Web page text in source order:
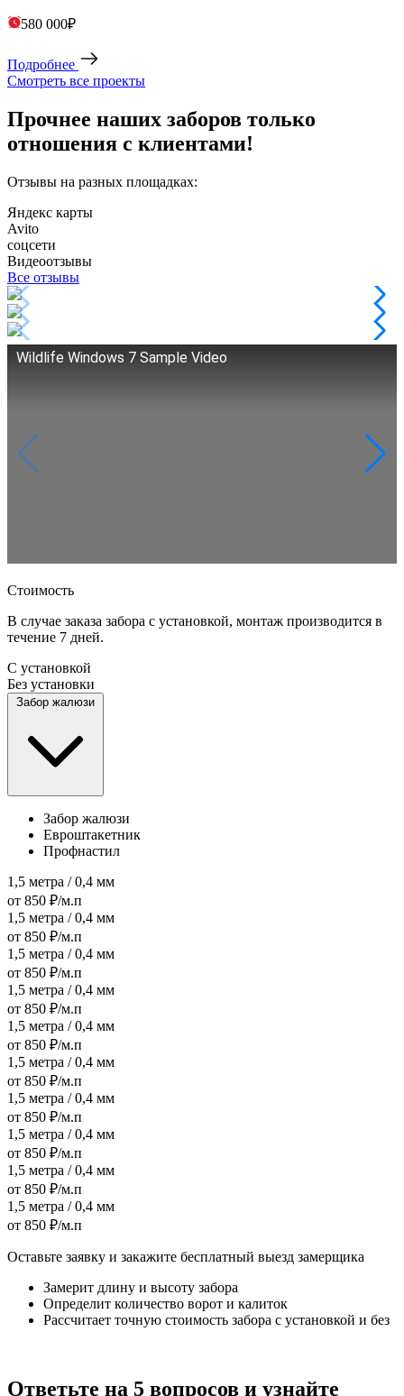
580 000₽
Подробнее
Смотреть все проекты
Прочнее наших заборов только
отношения с клиентами!
Отзывы на разных площадках:
Яндекс карты
Avito
соцсети
Видеоотзывы
Все отзывы
Wildlife Windows 7 Sample Video
Стоимость
В случае заказа забора с установкой, монтаж производится в
течение 7 дней.
С установкой
Без установки
Забор жалюзи
Забор жалюзи
Евроштакетник
Профнастил
1,5 метра / 0,4 мм
от 850 ₽/м.п
1,5 метра / 0,4 мм
от 850 ₽/м.п
1,5 метра / 0,4 мм
от 850 ₽/м.п
1,5 метра / 0,4 мм
от 850 ₽/м.п
1,5 метра / 0,4 мм
от 850 ₽/м.п
1,5 метра / 0,4 мм
от 850 ₽/м.п
1,5 метра / 0,4 мм
от 850 ₽/м.п
1,5 метра / 0,4 мм
от 850 ₽/м.п
1,5 метра / 0,4 мм
от 850 ₽/м.п
1,5 метра / 0,4 мм
от 850 ₽/м.п
Оставьте заявку и закажите бесплатный выезд замерщика
Замерит длину и высоту забора
Определит количество ворот и калиток
Рассчитает точную стоимость забора с установкой и без
Ответьте на 5 вопросов и узнайте